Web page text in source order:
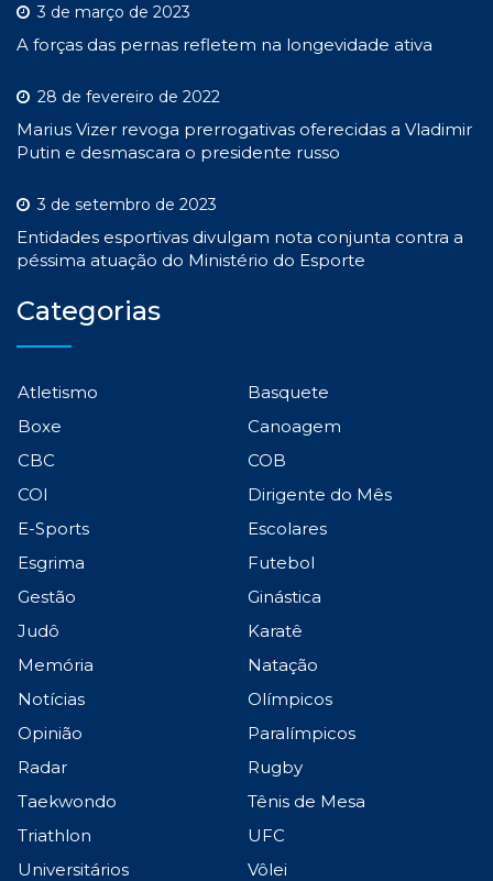
3 de março de 2023
A forças das pernas refletem na longevidade ativa
28 de fevereiro de 2022
Marius Vizer revoga prerrogativas oferecidas a Vladimir
Putin e desmascara o presidente russo
3 de setembro de 2023
Entidades esportivas divulgam nota conjunta contra a
péssima atuação do Ministério do Esporte
Categorias
Atletismo
Basquete
Boxe
Canoagem
CBC
COB
COI
Dirigente do Mês
E-Sports
Escolares
Esgrima
Futebol
Gestão
Ginástica
Judô
Karatê
Memória
Natação
Notícias
Olímpicos
Opinião
Paralímpicos
Radar
Rugby
Taekwondo
Tênis de Mesa
Triathlon
UFC
Universitários
Vôlei